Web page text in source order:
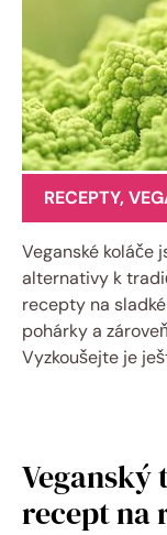
RECEPTY,
Veganské koláče
alternativy k
recepty na
pohárky a
Vyzkoušejte je
recept na